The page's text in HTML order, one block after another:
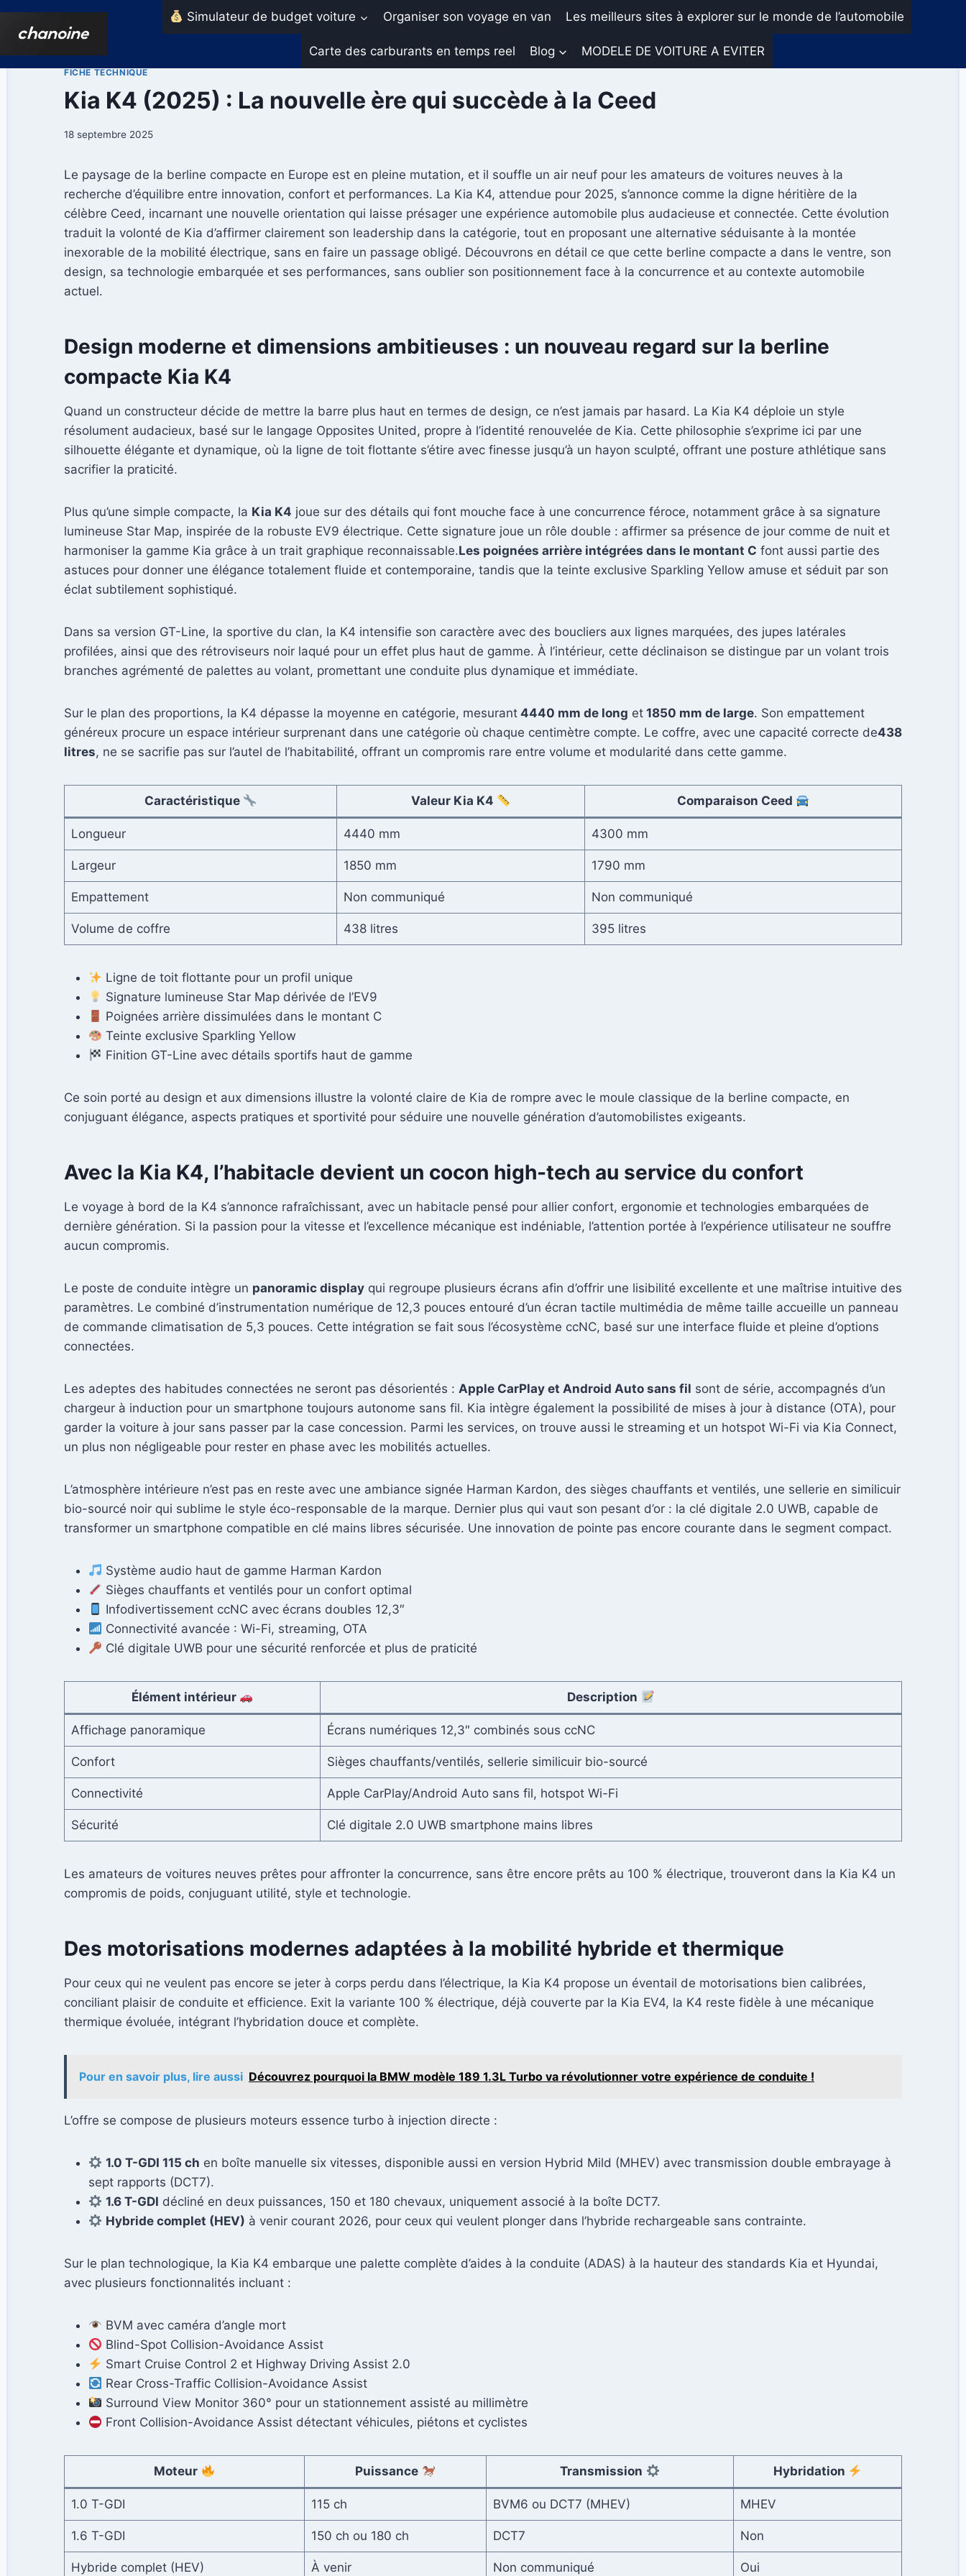
Aller
Simulateur de budget voiture Organiser son voyage en van Les meilleurs sites à explorer sur le monde de l’automobile
Carte des carburants en temps reel Blog MODELE DE VOITURE A EVITER
FICHE TECHNIQUE
Kia K4 (2025) : La nouvelle ère qui succède à la Ceed
18 septembre 2025
Le paysage de la berline compacte en Europe est en pleine mutation, et il souffle un air neuf pour les amateurs de voitures neuves à la
recherche d’équilibre entre innovation, confort et performances. La Kia K4, attendue pour 2025, s’annonce comme la digne héritière de la
célèbre Ceed, incarnant une nouvelle orientation qui laisse présager une expérience automobile plus audacieuse et connectée. Cette évolution
traduit la volonté de Kia d’affirmer clairement son leadership dans la catégorie, tout en proposant une alternative séduisante à la montée
inexorable de la mobilité électrique, sans en faire un passage obligé. Découvrons en détail ce que cette berline compacte a dans le ventre, son
design, sa technologie embarquée et ses performances, sans oublier son positionnement face à la concurrence et au contexte automobile
actuel.
Design moderne et dimensions ambitieuses : un nouveau regard sur la berline
compacte Kia K4
Quand un constructeur décide de mettre la barre plus haut en termes de design, ce n’est jamais par hasard. La Kia K4 déploie un style
résolument audacieux, basé sur le langage Opposites United, propre à l’identité renouvelée de Kia. Cette philosophie s’exprime ici par une
silhouette élégante et dynamique, où la ligne de toit flottante s’étire avec finesse jusqu’à un hayon sculpté, offrant une posture athlétique sans
sacrifier la praticité.
Plus qu’une simple compacte, la Kia K4 joue sur des détails qui font mouche face à une concurrence féroce, notamment grâce à sa signature
lumineuse Star Map, inspirée de la robuste EV9 électrique. Cette signature joue un rôle double : affirmer sa présence de jour comme de nuit et
harmoniser la gamme Kia grâce à un trait graphique reconnaissable.Les poignées arrière intégrées dans le montant C font aussi partie des
astuces pour donner une élégance totalement fluide et contemporaine, tandis que la teinte exclusive Sparkling Yellow amuse et séduit par son
éclat subtilement sophistiqué.
Dans sa version GT-Line, la sportive du clan, la K4 intensifie son caractère avec des boucliers aux lignes marquées, des jupes latérales
profilées, ainsi que des rétroviseurs noir laqué pour un effet plus haut de gamme. À l’intérieur, cette déclinaison se distingue par un volant trois
branches agrémenté de palettes au volant, promettant une conduite plus dynamique et immédiate.
Sur le plan des proportions, la K4 dépasse la moyenne en catégorie, mesurant 4440 mm de long et 1850 mm de large. Son empattement
généreux procure un espace intérieur surprenant dans une catégorie où chaque centimètre compte. Le coffre, avec une capacité correcte de438
litres, ne se sacrifie pas sur l’autel de l’habitabilité, offrant un compromis rare entre volume et modularité dans cette gamme.
Caractéristique Valeur Kia K4 Comparaison Ceed
Longueur 4440 mm 4300 mm
Largeur 1850 mm 1790 mm
Empattement Non communiqué Non communiqué
Volume de coffre 438 litres 395 litres
Ligne de toit flottante pour un profil unique
Signature lumineuse Star Map dérivée de l’EV9
Poignées arrière dissimulées dans le montant C
Teinte exclusive Sparkling Yellow
Finition GT-Line avec détails sportifs haut de gamme
Ce soin porté au design et aux dimensions illustre la volonté claire de Kia de rompre avec le moule classique de la berline compacte, en
conjuguant élégance, aspects pratiques et sportivité pour séduire une nouvelle génération d’automobilistes exigeants.
Avec la Kia K4, l’habitacle devient un cocon high-tech au service du confort
Le voyage à bord de la K4 s’annonce rafraîchissant, avec un habitacle pensé pour allier confort, ergonomie et technologies embarquées de
dernière génération. Si la passion pour la vitesse et l’excellence mécanique est indéniable, l’attention portée à l’expérience utilisateur ne souffre
aucun compromis.
Le poste de conduite intègre un panoramic display qui regroupe plusieurs écrans afin d’offrir une lisibilité excellente et une maîtrise intuitive des
paramètres. Le combiné d’instrumentation numérique de 12,3 pouces entouré d’un écran tactile multimédia de même taille accueille un panneau
de commande climatisation de 5,3 pouces. Cette intégration se fait sous l’écosystème ccNC, basé sur une interface fluide et pleine d’options
connectées.
Les adeptes des habitudes connectées ne seront pas désorientés : Apple CarPlay et Android Auto sans fil sont de série, accompagnés d’un
chargeur à induction pour un smartphone toujours autonome sans fil. Kia intègre également la possibilité de mises à jour à distance (OTA), pour
garder la voiture à jour sans passer par la case concession. Parmi les services, on trouve aussi le streaming et un hotspot Wi-Fi via Kia Connect,
un plus non négligeable pour rester en phase avec les mobilités actuelles.
L’atmosphère intérieure n’est pas en reste avec une ambiance signée Harman Kardon, des sièges chauffants et ventilés, une sellerie en similicuir
bio-sourcé noir qui sublime le style éco-responsable de la marque. Dernier plus qui vaut son pesant d’or : la clé digitale 2.0 UWB, capable de
transformer un smartphone compatible en clé mains libres sécurisée. Une innovation de pointe pas encore courante dans le segment compact.
Système audio haut de gamme Harman Kardon
Sièges chauffants et ventilés pour un confort optimal
Infodivertissement ccNC avec écrans doubles 12,3″
Connectivité avancée : Wi-Fi, streaming, OTA
Clé digitale UWB pour une sécurité renforcée et plus de praticité
Élément intérieur Description
Affichage panoramique Écrans numériques 12,3″ combinés sous ccNC
Confort Sièges chauffants/ventilés, sellerie similicuir bio-sourcé
Connectivité Apple CarPlay/Android Auto sans fil, hotspot Wi-Fi
Sécurité Clé digitale 2.0 UWB smartphone mains libres
Les amateurs de voitures neuves prêtes pour affronter la concurrence, sans être encore prêts au 100 % électrique, trouveront dans la Kia K4 un
compromis de poids, conjuguant utilité, style et technologie.
Des motorisations modernes adaptées à la mobilité hybride et thermique
Pour ceux qui ne veulent pas encore se jeter à corps perdu dans l’électrique, la Kia K4 propose un éventail de motorisations bien calibrées,
conciliant plaisir de conduite et efficience. Exit la variante 100 % électrique, déjà couverte par la Kia EV4, la K4 reste fidèle à une mécanique
thermique évoluée, intégrant l’hybridation douce et complète.
Pour en savoir plus, lire aussi Découvrez pourquoi la BMW modèle 189 1.3L Turbo va révolutionner votre expérience de conduite !
L’offre se compose de plusieurs moteurs essence turbo à injection directe :
1.0 T-GDI 115 ch en boîte manuelle six vitesses, disponible aussi en version Hybrid Mild (MHEV) avec transmission double embrayage à
sept rapports (DCT7).
1.6 T-GDI décliné en deux puissances, 150 et 180 chevaux, uniquement associé à la boîte DCT7.
Hybride complet (HEV) à venir courant 2026, pour ceux qui veulent plonger dans l’hybride rechargeable sans contrainte.
Sur le plan technologique, la Kia K4 embarque une palette complète d’aides à la conduite (ADAS) à la hauteur des standards Kia et Hyundai,
avec plusieurs fonctionnalités incluant :
BVM avec caméra d’angle mort
Blind-Spot Collision-Avoidance Assist
Smart Cruise Control 2 et Highway Driving Assist 2.0
Rear Cross-Traffic Collision-Avoidance Assist
Surround View Monitor 360° pour un stationnement assisté au millimètre
Front Collision-Avoidance Assist détectant véhicules, piétons et cyclistes
Moteur Puissance Transmission Hybridation
1.0 T-GDI 115 ch BVM6 ou DCT7 (MHEV) MHEV
1.6 T-GDI 150 ch ou 180 ch DCT7 Non
Hybride complet (HEV) À venir Non communiqué Oui